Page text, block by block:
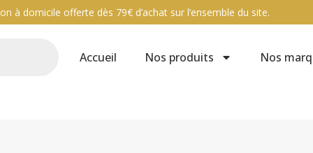
à domicile offerte dès 79€ d’achat sur l’ensemble du site.
Accueil Nos produits Nos